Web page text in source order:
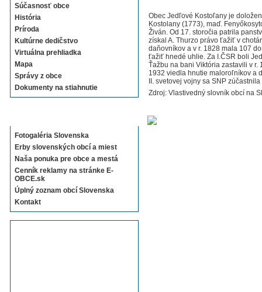
Súčasnosť obce
História
Príroda
Kultúrne dedičstvo
Virtuálna prehliadka
Mapa
Správy z obce
Dokumenty na stiahnutie
Fotogaléria Slovenska
Erby slovenských obcí a miest
Naša ponuka pre obce a mestá
Cenník reklamy na stránke E-
OBCE.sk
Úplný zoznam obcí Slovenska
Kontakt
Obec Jedľové Kostoľany je
Kostolany (1773), maď.
Živán. Od 17. storočia patrila
získal A. Thurzo právo ťažiť v
daňovníkov a v r. 1828 mala 107
ťažiť hnedé uhlie. Za I.ČSR boli
Ťažbu na bani Viktória zastavili v
1932 viedla hnutie maloroľníkov a
II. svetovej vojny sa SNP
Zdroj: Vlastivedný slovník obcí na